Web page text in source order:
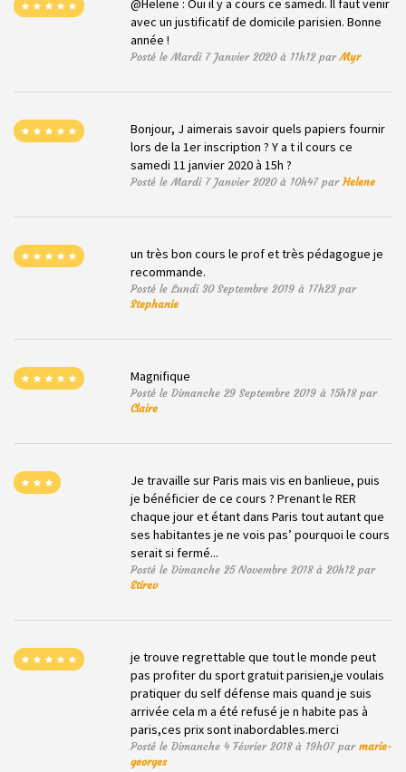
@Helene : Oui il y a cours ce samedi. Il faut venir
avec un justificatif de domicile parisien. Bonne
année !
Posté le Mardi 7 Janvier 2020 à 11h12 parMyr
Bonjour, J aimerais savoir quels papiers fournir
lors de la 1er inscription ? Y a t il cours ce
samedi 11 janvier 2020 à 15h ?
Posté le Mardi 7 Janvier 2020 à 10h47 parHelene
un très bon cours le prof et très pédagogue je
recommande.
Posté le Lundi 30 Septembre 2019 à 17h23 par
Stephanie
Magnifique
Posté le Dimanche 29 Septembre 2019 à 15h18 par
Claire
Je travaille sur Paris mais vis en banlieue, puis
je bénéficier de ce cours ? Prenant le RER
chaque jour et étant dans Paris tout autant que
ses habitantes je ne vois pas’ pourquoi le cours
serait si fermé...
Posté le Dimanche 25 Novembre 2018 à 20h12 par
Etirev
je trouve regrettable que tout le monde peut
pas profiter du sport gratuit parisien,je voulais
pratiquer du self défense mais quand je suis
arrivée cela m a été refusé je n habite pas à
paris,ces prix sont inabordables.merci
Posté le Dimanche 4 Février 2018 à 19h07 parmarie-
georges